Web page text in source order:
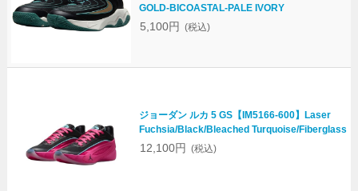
GOLD-BICOASTAL-PALE IVORY
5,100円 (税込)
ジョーダン ルカ 5 GS【IM5166-600】Laser
Fuchsia/Black/Bleached Turquoise/Fiberglass
12,100円 (税込)